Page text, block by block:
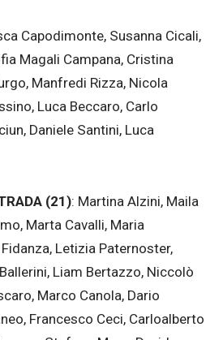
Capodimonte, Susanna Cicali,
Magali Campana, Cristina
Manfredi Rizza, Nicola
Luca Beccaro, Carlo
Daniele Santini, Luca
(21): Martina Alzini, Maila
Marta Cavalli, Maria
Letizia Paternoster,
Liam Bertazzo, Niccolò
Marco Canola, Dario
Francesco Ceci, Carloalberto